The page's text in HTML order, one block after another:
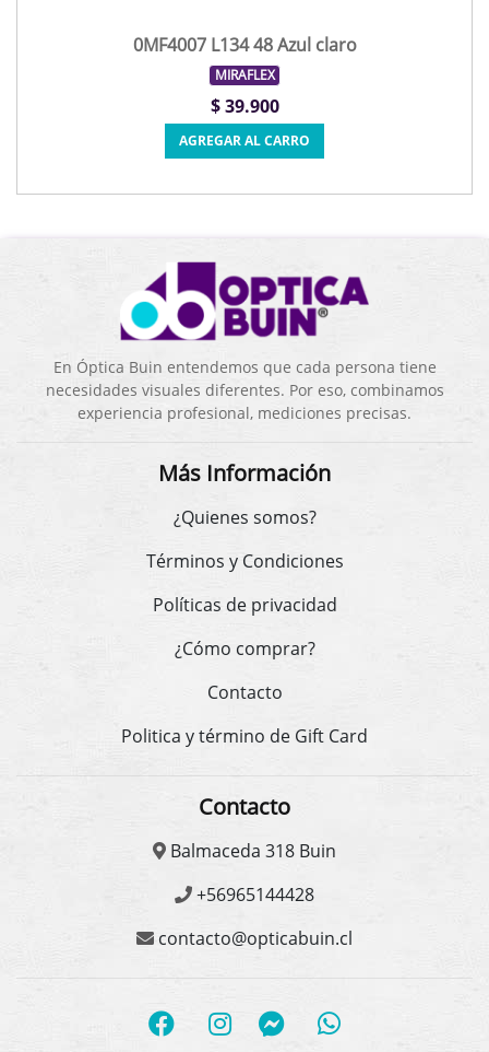
0MF4007 L134 48 Azul claro
MIRAFLEX
$ 39.900
AGREGAR AL CARRO
En Óptica Buin entendemos que cada persona tiene
necesidades visuales diferentes. Por eso, combinamos
experiencia profesional, mediciones precisas.
Más Información
¿Quienes somos?
Términos y Condiciones
Políticas de privacidad
¿Cómo comprar?
Contacto
Politica y término de Gift Card
Contacto
Balmaceda 318 Buin
+56965144428
contacto@opticabuin.cl